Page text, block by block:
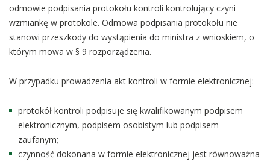
odmowie podpisania protokołu kontroli kontrolujący czyni
wzmiankę w protokole. Odmowa podpisania protokołu nie
stanowi przeszkody do wystąpienia do ministra z wnioskiem, o
którym mowa w § 9 rozporządzenia.
W przypadku prowadzenia akt kontroli w formie elektronicznej:
protokół kontroli podpisuje się kwalifikowanym podpisem
elektronicznym, podpisem osobistym lub podpisem
zaufanym;
czynność dokonana w formie elektronicznej jest równoważna